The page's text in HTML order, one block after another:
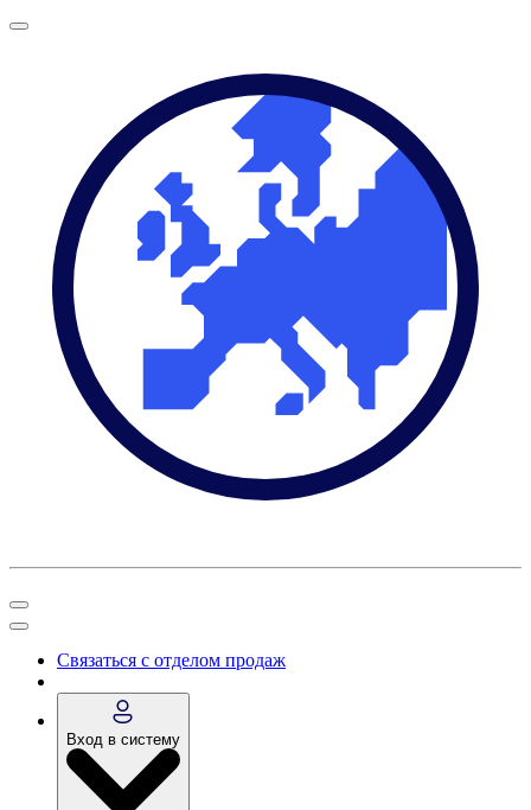
Связаться с отделом продаж
Вход в систему